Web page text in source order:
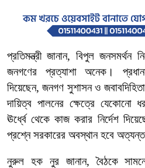
প্রতিমন্ত্রী জানান, বিপুল জনসমর্থন
জনগণের
প্রত্যাশা অনেক।
দিয়েছেন,জনগণ সুশাসন ও জবাবদিহিতা
দায়িত্ব পালনের ক্ষেত্রে যেকোনো
ঊর্ধ্বে থেকে কাজ করার নির্দেশ
প্রশ্নে সরকারের অবস্থান হবে অত্যন্ত
নুরুল হক নুর জানান,বৈঠকে